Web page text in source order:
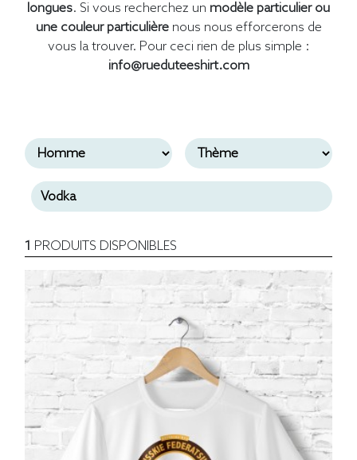
longues. Si vous recherchez un modèle particulier ou
une couleur particulièrenous nous efforcerons de
vous la trouver. Pour ceci rien de plus simple :
info@rueduteeshirt.com
1 PRODUITS DISPONIBLES